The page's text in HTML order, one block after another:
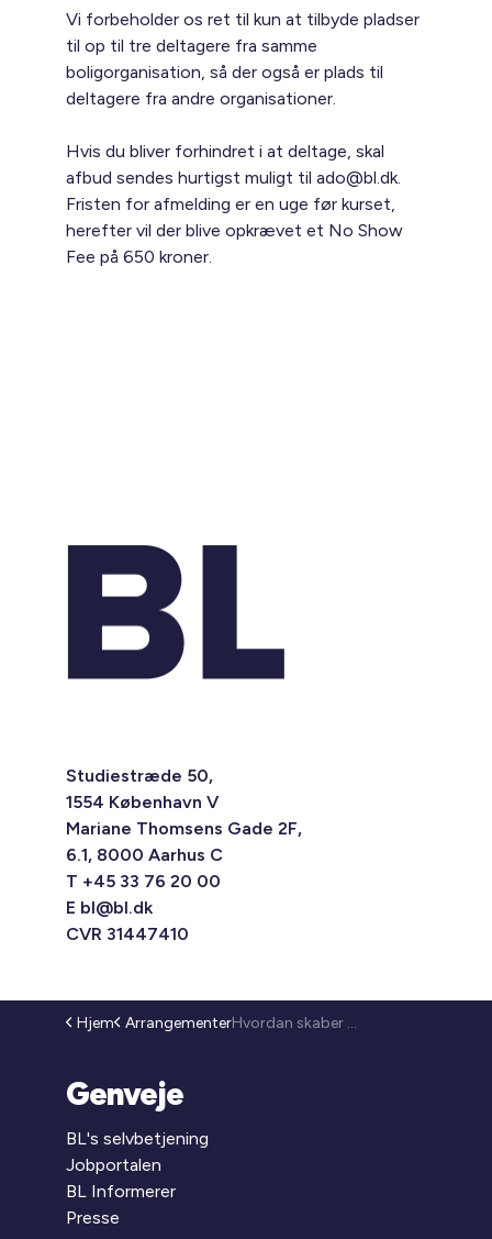
Vi forbeholder os ret til kun at tilbyde pladser
til op til tre deltagere fra samme
boligorganisation, så der også er plads til
deltagere fra andre organisationer.
Hvis du bliver forhindret i at deltage, skal
afbud sendes hurtigst muligt til ado@bl.dk.
Fristen for afmelding er en uge før kurset,
herefter vil der blive opkrævet et No Show
Fee på 650 kroner.
Studiestræde 50,
1554 København V
Mariane Thomsens Gade 2F,
6.1, 8000 Aarhus C
T +45 33 76 20 00
E bl@bl.dk
CVR 31447410
Hjem Arrangementer Hvordan skaber du tryghed og tillid i mødet med beboerne, der har sociale og psykiske udfordringer? (26-112)
Genveje
BL's selvbetjening
Jobportalen
BL Informerer
Presse